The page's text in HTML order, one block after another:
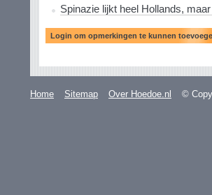
Spinazie lijkt heel Hollands,
Home Sitemap Over Hoedoe.nl ©